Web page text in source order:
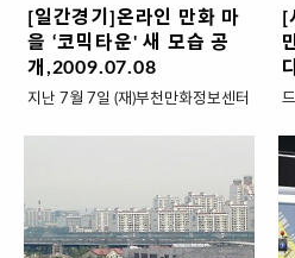
[일간경기]온라인 만화 마
을 ‘코믹타운' 새 모습 공
개,2009.07.08
지난 7월 7일 (재)부천만화정보센터
새로운 모습을 공개했다. 온라인 창
작 만화 사이트 코믹타운은 2006
년 11월 정식 오픈했으나 작가 선정
[